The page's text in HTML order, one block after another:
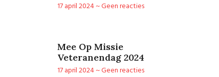
17 april 2024 Geen reacties
Mee Op Missie
Veteranendag 2024
17 april 2024 Geen reacties